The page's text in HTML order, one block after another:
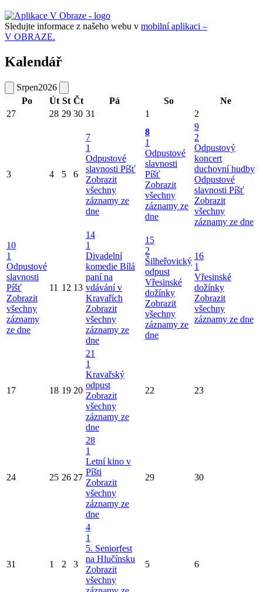
Sledujte informace z našeho webu v mobilní aplikaci –
V OBRAZE.
Kalendář
Srpen2026
Po
Út St Čt Pá So
Ne
27
28 29 30 31 1 2
3 4 5 6
7
1
Odpustové
slavnosti Píšť
Zobrazit
všechny
záznamy ze
dne
8
1
Odpustové
slavnosti
Píšť
Zobrazit
všechny
záznamy ze
dne
9
2
Odpustový
koncert
duchovní hudby
Odpustové
slavnosti Píšť
Zobrazit
všechny
záznamy ze dne
10
1
Odpustové
slavnosti
Píšť
Zobrazit
všechny
záznamy
ze dne
11 12 13
14
1
Divadelní
komedie Bílá
paní na
vdávání v
Kravařích
Zobrazit
všechny
záznamy ze
dne
15
2
Šilheřovický
odpust
Vřesinské
dožínky
Zobrazit
všechny
záznamy ze
dne
16
1
Vřesinské
dožínky
Zobrazit
všechny
záznamy ze dne
17 18 19 20
21
1
Kravařský
odpust
Zobrazit
všechny
záznamy ze
dne
22 23
24 25 26 27
28
1
Letní kino v
Píšti
Zobrazit
všechny
záznamy ze
dne
29 30
31 1 2 3
4
1
5. Seniorfest
na Hlučínsku
Zobrazit
všechny
5 6